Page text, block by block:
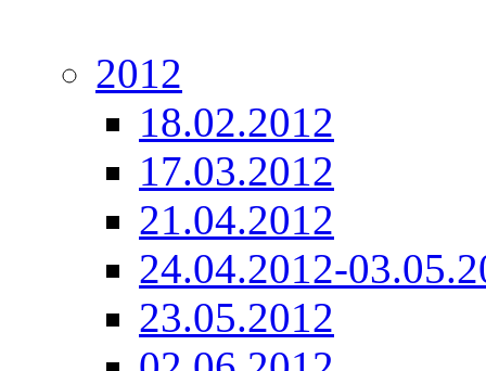
2012
18.02.2012
17.03.2012
21.04.2012
24.04.2012-
23.05.2012